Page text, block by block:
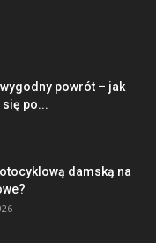
powrót – jak
po...
damską na